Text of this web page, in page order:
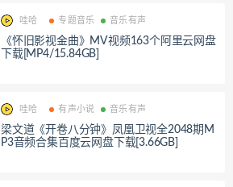
哇哈 专题音乐 音乐有声
《怀旧影视金曲》MV视频163个阿里云网盘
下载[MP4/15.84GB]
哇哈 有声小说 音乐有声
梁文道《开卷八分钟》凤凰卫视全2048期M
P3音频合集百度云网盘下载[3.66GB]